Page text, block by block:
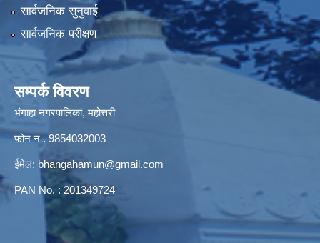
सार्वजनिक सुनुवाई
सार्वजनिक परीक्षण
सम्पर्क विवरण
भंगाहा नगरपालिका, महोत्तरी
फोन नं . 9854032003
ईमेल: bhangahamun@gmail.com
PAN No. : 201349724